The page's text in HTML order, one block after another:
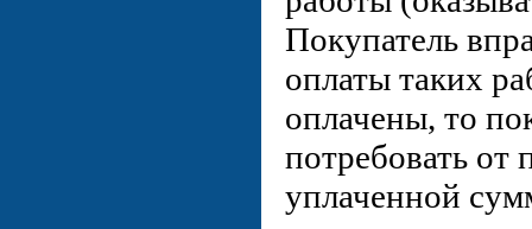
Покупатель
оплаты таких
оплачены, то
потребовать от
уплаченной